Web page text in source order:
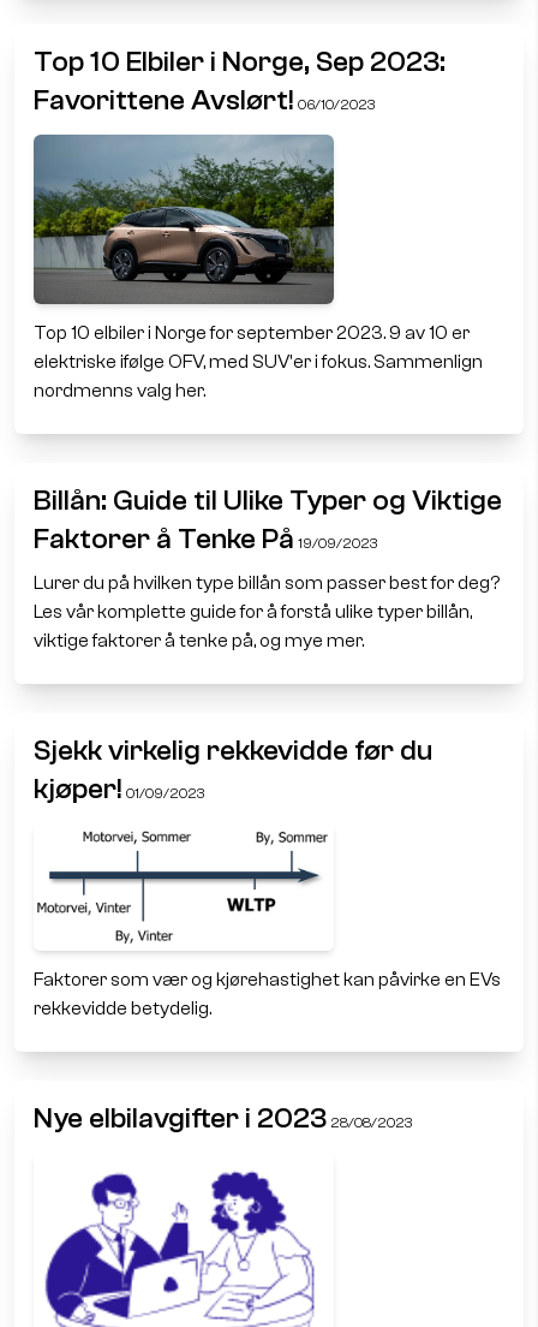
Top 10 Elbiler i Norge, Sep 2023:
Favorittene Avslørt! 06/10/2023
Top 10 elbiler i Norge for september 2023. 9 av 10 er
elektriske ifølge OFV, med SUV'er i fokus. Sammenlign
nordmenns valg her.
Billån: Guide til Ulike Typer og Viktige
Faktorer å Tenke På 19/09/2023
Lurer du på hvilken type billån som passer best for deg?
Les vår komplette guide for å forstå ulike typer billån,
viktige faktorer å tenke på, og mye mer.
Sjekk virkelig rekkevidde før du
kjøper! 01/09/2023
Faktorer som vær og kjørehastighet kan påvirke en EVs
rekkevidde betydelig.
Nye elbilavgifter i 2023 28/08/2023